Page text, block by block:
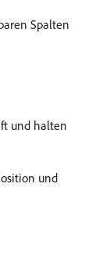
Spalten
und halten
und